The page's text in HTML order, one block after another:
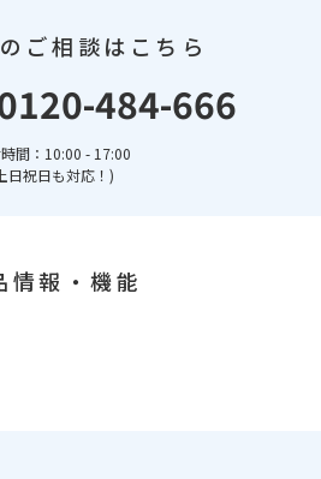
ご相談はこちら
484-666
間：10:00 - 17:00
日祝日も対応！)
情報・機能